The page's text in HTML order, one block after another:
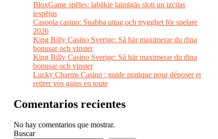
BloxGame spēles: labākie laimīgās sloti un izcilas
iespējas
Casoola casino: Snabba uttag och trygghet för spelare
2026
King Billy Casino Sverige: Så här maximerar du dina
bonusar och vinster
King Billy Casino Sverige: Så här maximerar du dina
bonusar och vinster
Lucky Charms Casino : guide pratique pour déposer et
retirer vos gains en toute
Comentarios recientes
No hay comentarios que mostrar.
Buscar